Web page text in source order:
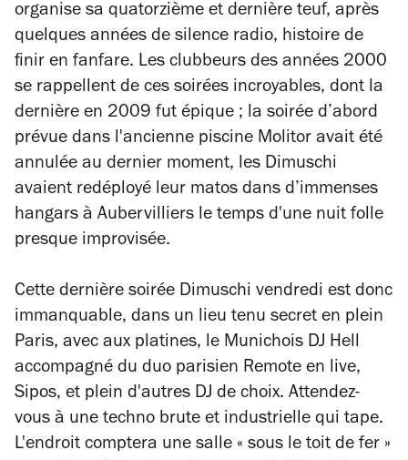
organise sa quatorzième et dernière teuf, après
quelques années de silence radio, histoire de
finir en fanfare. Les clubbeurs des années 2000
se rappellent de ces soirées incroyables, dont la
dernière en 2009 fut épique ; la soirée d’abord
prévue dans l'ancienne piscine Molitor avait été
annulée au dernier moment, les Dimuschi
avaient redéployé leur matos dans d’immenses
hangars à Aubervilliers le temps d'une nuit folle
presque improvisée.
Cette dernière soirée Dimuschi vendredi est donc
immanquable, dans un lieu tenu secret en plein
Paris, avec aux platines, le Munichois DJ Hell
accompagné du duo parisien Remote en live,
Sipos, et plein d'autres DJ de choix. Attendez-
vous à une techno brute et industrielle qui tape.
L'endroit comptera une salle « sous le toit de fer »